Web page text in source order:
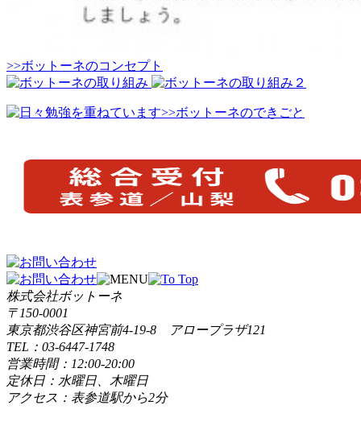
>>ボットーネのコンセプト
>>ボットーネのできごと
株式会社ボットーネ
〒150-0001
東京都渋谷区神宮前4-19-8 アロープラザ121
TEL：03-6447-1748
営業時間：12:00-20:00
定休日：水曜日、木曜日
アクセス：表参道駅から2分